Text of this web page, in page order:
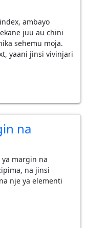
ambayo
juu au chini
sehemu moja.
yaani jinsi vivinjari
na
margin na
na jinsi
nje ya elementi